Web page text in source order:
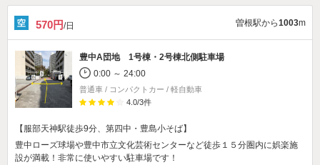
570円/日 曽根駅から1003m
豊中A団地 1号棟・2号棟北側駐車場
0:00 ～ 24:00
普通車 / コンパクトカー / 軽自動車
4.0/3件
【服部天神駅徒歩9分、第四中・豊島小そば】
豊中ローズ球場や豊中市立文化芸術センターなど徒歩１５分圏内に娯楽施
設が満載！非常に使いやすい駐車場です！